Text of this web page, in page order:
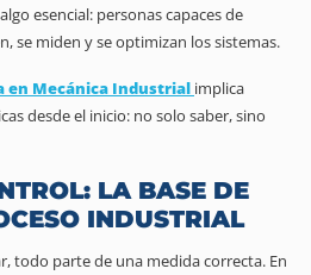
esencial: personas capaces de
se miden y se optimizan los sistemas.
en Mecánica Industrial implica
desde el inicio: no solo saber, sino
LA BASE DE
INDUSTRIAL
todo parte de una medida correcta. En